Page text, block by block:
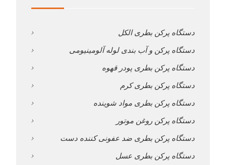
دستگاه پرکن بطری الکل
دستگاه پرکن و آب بندی لوله آلومینیومی
دستگاه پرکن بطری پودر قهوه
دستگاه پرکن بطری کرم
دستگاه پرکن بطری مواد شوینده
دستگاه پرکن روغن موتور
دستگاه پرکن بطری ضد عفونی کننده دست
دستگاه پرکن بطری عسل